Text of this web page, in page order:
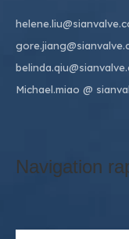
Michael.miao @
Navigation